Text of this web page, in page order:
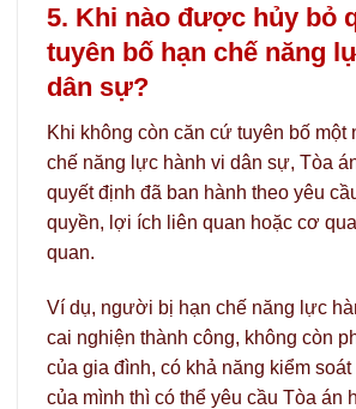
5. Khi nào được hủy bỏ
tuyên bố hạn chế năng
dân sự?
Khi không còn căn cứ tuyên bố một
chế năng lực hành vi dân sự, Tòa
quyết định đã ban hành theo yêu
quyền, lợi ích liên quan hoặc cơ
quan.
Ví dụ, người bị hạn chế năng lực
cai nghiện thành công, không còn
của gia đình, có khả năng kiểm
của mình thì có thể yêu cầu Tòa án